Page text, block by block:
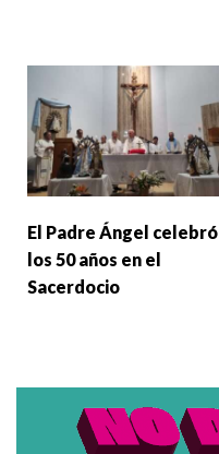
El Padre Ángel celebró
los 50 años en el
Sacerdocio